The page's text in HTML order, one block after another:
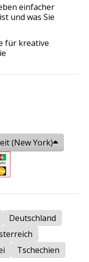
einfacher
und was Sie
für kreative
(New York)
Deutschland
Tschechien